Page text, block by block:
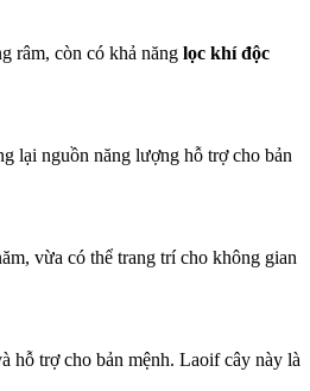
râm, còn có khả năng lọc khí độc
lại nguồn năng lượng hỗ trợ cho bản
vừa có thể trang trí cho không gian
hỗ trợ cho bản mệnh. Laoif cây này là